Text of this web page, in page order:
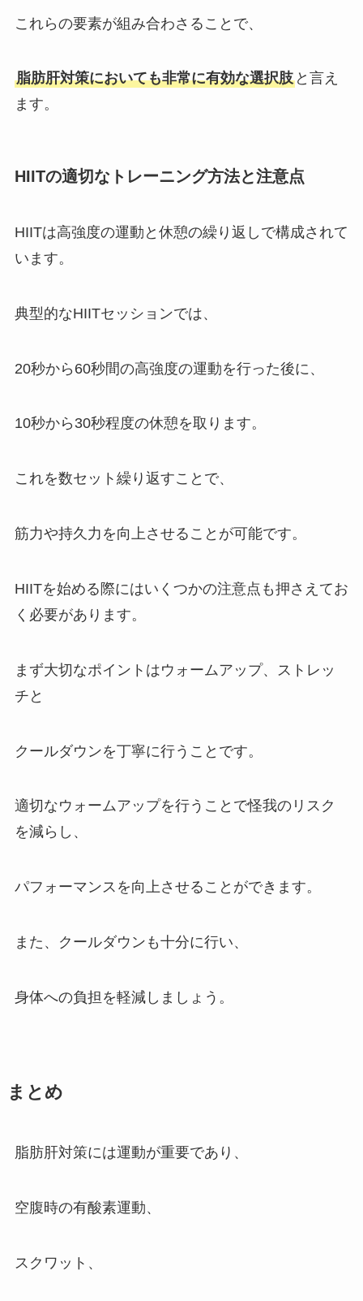
これらの要素が組み合わさることで、
脂肪肝対策においても非常に有効な選択肢と言え
ます。
HIITの適切なトレーニング方法と注意点
HIITは高強度の運動と休憩の繰り返しで構成されて
います。
典型的なHIITセッションでは、
20秒から60秒間の高強度の運動を行った後に、
10秒から30秒程度の休憩を取ります。
これを数セット繰り返すことで、
筋力や持久力を向上させることが可能です。
HIITを始める際にはいくつかの注意点も押さえてお
く必要があります。
まず大切なポイントはウォームアップ、ストレッ
チと
クールダウンを丁寧に行うことです。
適切なウォームアップを行うことで怪我のリスク
を減らし、
パフォーマンスを向上させることができます。
また、クールダウンも十分に行い、
身体への負担を軽減しましょう。
まとめ
脂肪肝対策には運動が重要であり、
空腹時の有酸素運動、
スクワット、